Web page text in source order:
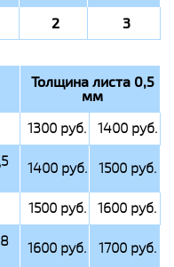
2 3
Толщина листа 0,5
мм
1300 руб.
1400 руб.
1400 руб. 1500 руб.
1500 руб.
1600 руб.
1600 руб. 1700 руб.